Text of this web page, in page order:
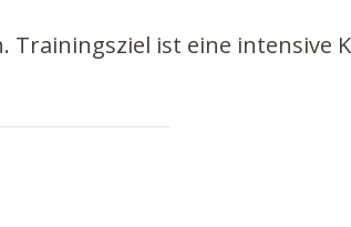
Trainingsziel ist eine intensive